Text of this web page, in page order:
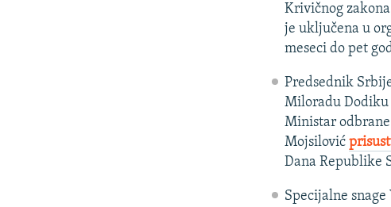
Krivičnog
je uključena u
meseci do pet
Predsednik
Miloradu Dodiku
Ministar
Mojsilović
Dana Republike
Specijalne